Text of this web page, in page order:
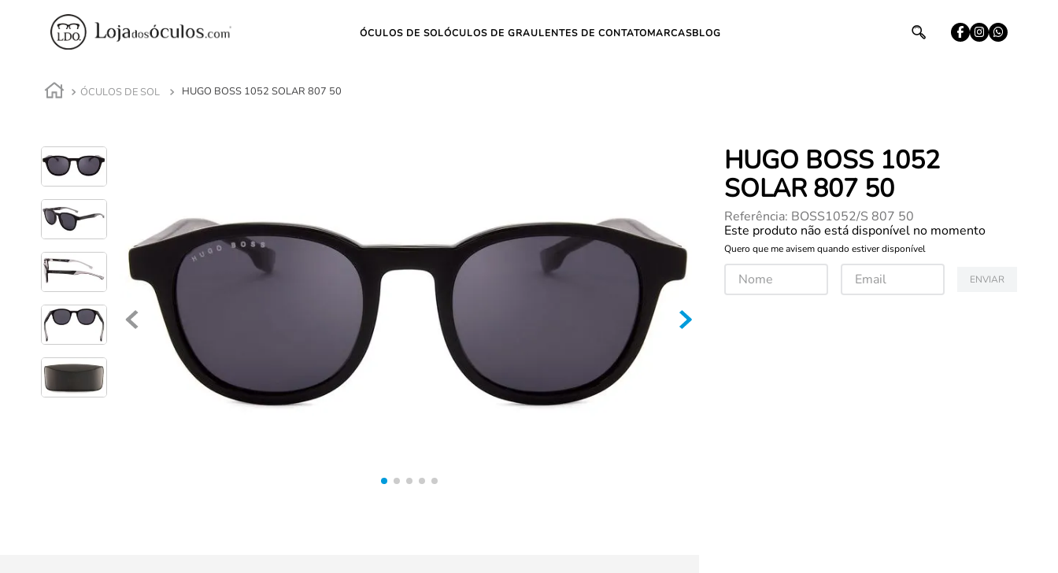
ÓCULOS DE SOLÓCULOS DE GRAULENTES DE CONTATOMARCASBLOG
ÓCULOS DE SOL HUGO BOSS 1052 SOLAR 807 50
HUGO BOSS 1052
SOLAR 807 50
Referência: BOSS1052/S 807 50
Este produto não está disponível no momento
Quero que me avisem quando estiver disponível
ENVIAR